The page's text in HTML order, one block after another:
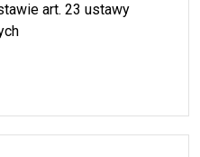
art. 23 ustawy